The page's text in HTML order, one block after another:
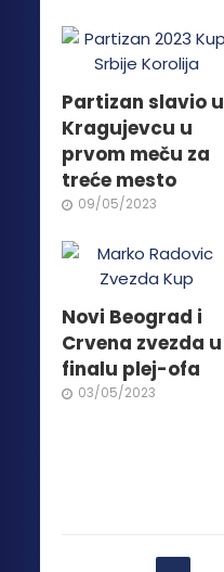
Partizan slavio u
Kragujevcu u
prvom meču za
treće mesto
09/05/2023
Novi Beograd i
Crvena zvezda u
finalu plej-ofa
03/05/2023